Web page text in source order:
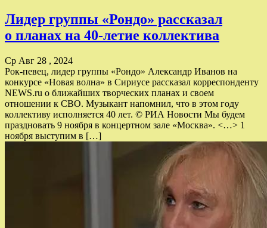
Лидер группы «Рондо» рассказал
о планах на 40-летие коллектива
Ср Авг 28 , 2024
Рок-певец, лидер группы «Рондо» Александр Иванов на
конкурсе «Новая волна» в Сириусе рассказал корреспонденту
NEWS.ru о ближайших творческих планах и своем
отношении к СВО. Музыкант напомнил, что в этом году
коллективу исполняется 40 лет. © РИА Новости Мы будем
праздновать 9 ноября в концертном зале «Москва». <…> 1
ноября выступим в […]